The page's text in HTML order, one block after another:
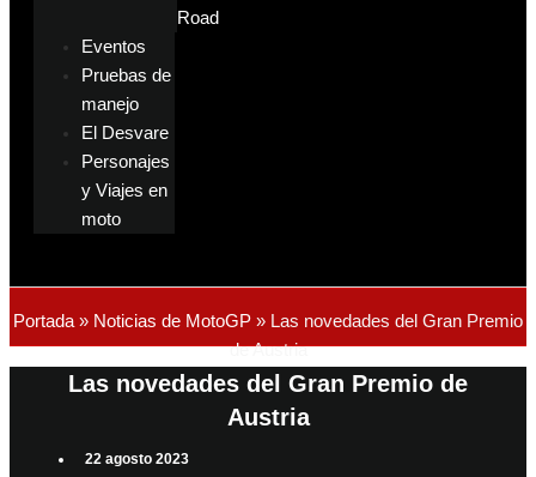
Road
Eventos
Pruebas de
manejo
El Desvare
Personajes
y Viajes en
moto
Portada » Noticias de MotoGP » Las novedades del Gran Premio
de Austria
Las novedades del Gran Premio de
Austria
22 agosto 2023